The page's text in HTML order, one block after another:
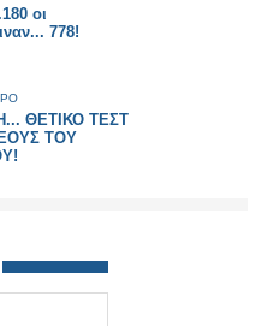
οι
778!
ΘΕΤΙΚΟ ΤΕΣΤ
ΤΟΥ